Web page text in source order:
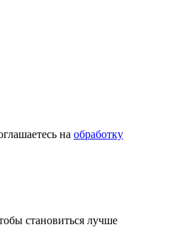
на обработку
становиться лучше